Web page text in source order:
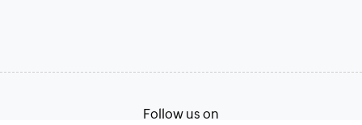
Follow us on